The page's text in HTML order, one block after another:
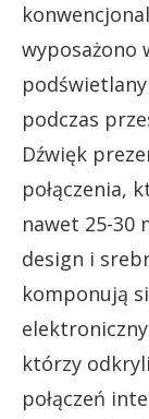
wyposażono
podczas
Dźwięk
połączenia,
nawet 25-30
design i
komponują
którzy
połączeń